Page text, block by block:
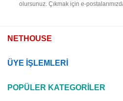
olursunuz. Çıkmak için e-
NETHOUSE
ÜYE İŞLEMLERİ
POPÜLER KATEGORİLER